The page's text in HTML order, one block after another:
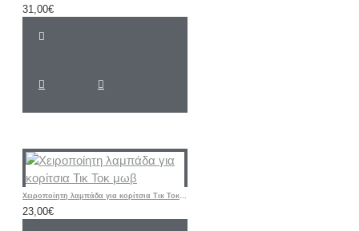
31,00€
Χειροποίητη λαμπάδα για κορίτσια Τικ Τοκ μωβ
23,00€